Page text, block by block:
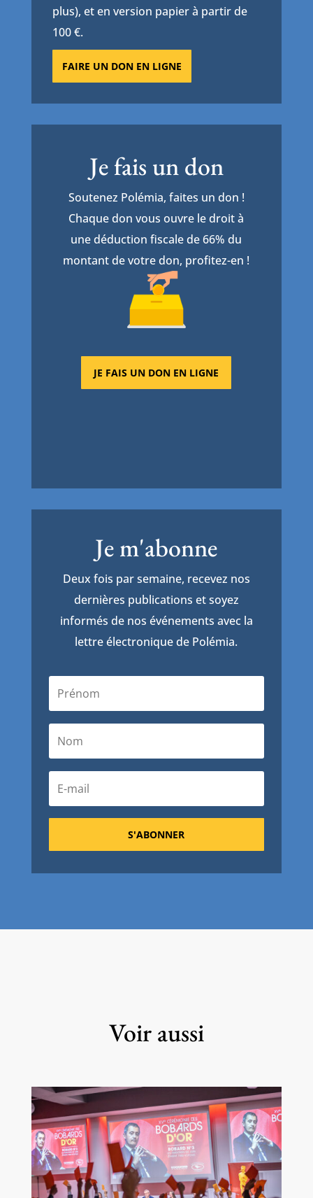
plus), et en version papier à partir de
100 €.
FAIRE UN DON EN LIGNE
Je fais un don
Soutenez Polémia, faites un don !
Chaque don vous ouvre le droit à
une déduction fiscale de 66% du
montant de votre don, profitez-en !
JE FAIS UN DON EN LIGNE
Je m'abonne
Deux fois par semaine, recevez nos
dernières publications et soyez
informés de nos événements avec la
lettre électronique de Polémia.
S'ABONNER
Voir aussi